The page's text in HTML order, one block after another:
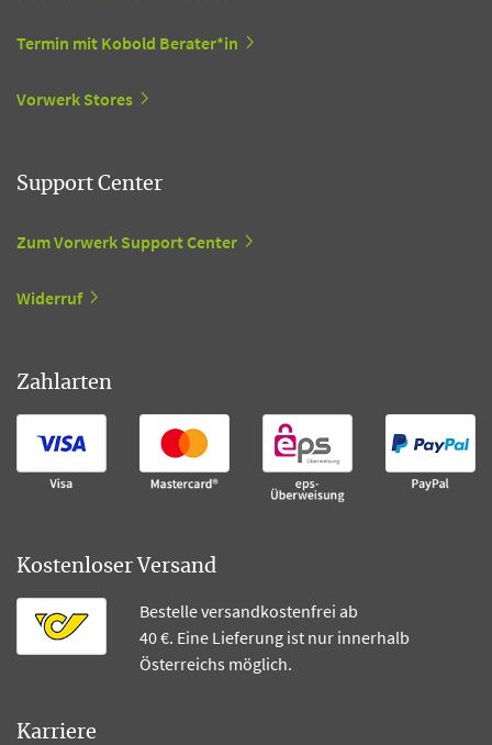
Termin mit Kobold Berater*in
Vorwerk Stores
Support Center
Zum Vorwerk Support Center
Widerruf
Zahlarten
Kostenloser Versand
Bestelle versandkostenfrei ab
40 €. Eine Lieferung ist nur innerhalb
Österreichs möglich.
Karriere